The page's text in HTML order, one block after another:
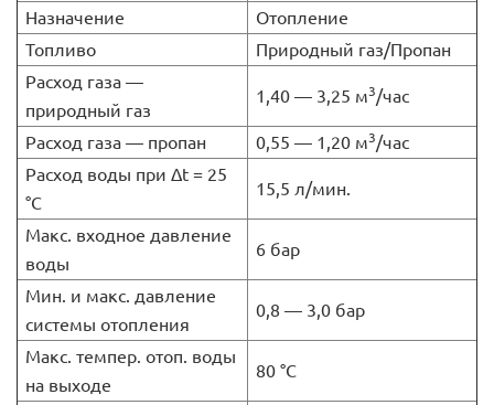
Назначение
Отопление
Топливо
Природный газ/Пропан
Расход газа —
природный газ
1,40 — 3,25 м3/час
Расход газа — пропан 0,55 — 1,20 м3/час
Расход воды при Δt = 25
°C
15,5 л/мин.
Макс. входное давление
воды
6 бар
Мин. и макс. давление
системы отопления
0,8 — 3,0 бар
Макс. темпер. отоп. воды
на выходе
80 °C